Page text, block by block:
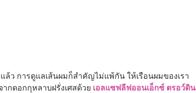
ล้ว การดูแลเส้นผมก็สำคัญไม่แพ้กัน ให้เรือนผมของเรา
ากดอกกุหลาบฝรั่งเศสด้วย เอลแซฟลีฟออนเอ็กซ์ ตรอว์ดิน